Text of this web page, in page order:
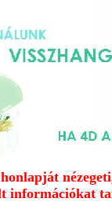
információkat